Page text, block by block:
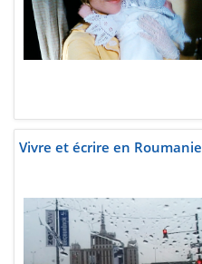
Vivre et écrire en Roumanie